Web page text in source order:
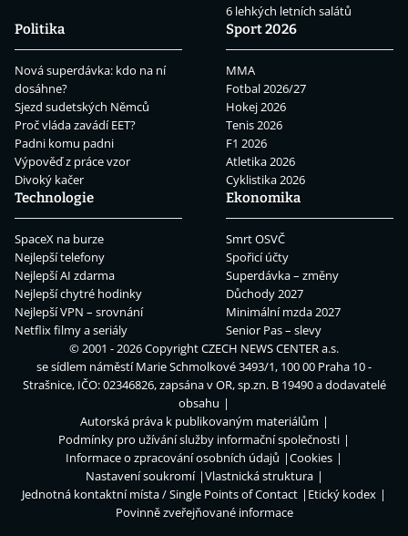
6 lehkých letních salátů
Politika
Nová superdávka: kdo na ní
dosáhne?
Sjezd sudetských Němců
Proč vláda zavádí EET?
Padni komu padni
Výpověď z práce vzor
Divoký kačer
Sport 2026
MMA
Fotbal 2026/27
Hokej 2026
Tenis 2026
F1 2026
Atletika 2026
Cyklistika 2026
Technologie
SpaceX na burze
Nejlepší telefony
Nejlepší AI zdarma
Nejlepší chytré hodinky
Nejlepší VPN – srovnání
Netflix filmy a seriály
Ekonomika
Smrt OSVČ
Spořicí účty
Superdávka – změny
Důchody 2027
Minimální mzda 2027
Senior Pas – slevy
© 2001 - 2026 CopyrightCZECH NEWS CENTER a.s.
se sídlem náměstí Marie Schmolkové 3493/1, 100 00 Praha 10 -
Strašnice, IČO: 02346826, zapsána v OR, sp.zn. B 19490 a dodavatelé
obsahu
Autorská práva k publikovaným materiálům
Podmínky pro užívání služby informační společnosti
Informace o zpracování osobních údajů
Cookies
Nastavení soukromí
Vlastnická struktura
Jednotná kontaktní místa / Single Points of Contact
Etický kodex
Povinně zveřejňované informace